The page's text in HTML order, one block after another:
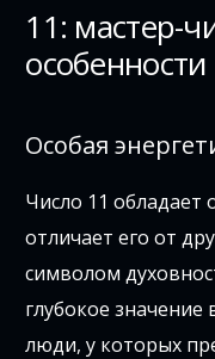
11: мастер-
особенности
Особая
Число 11 обладает
отличает его от
символом
глубокое
люди, у которых